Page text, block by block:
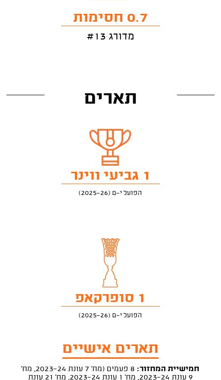
0.7 חסימות
מדורג #13
תארים
1 גביעי ווינר
הפועל י-ם (2025-26)
1 סופרקאפ
הפועל י-ם (2025-26)
תארים אישיים
חמישיית המחזור:
8 פעמים (מח' 7 עונת 2023-24, מח'
9 עונת 2023-24, מח' 1 עונת 2023-24, מח' 21 עונת